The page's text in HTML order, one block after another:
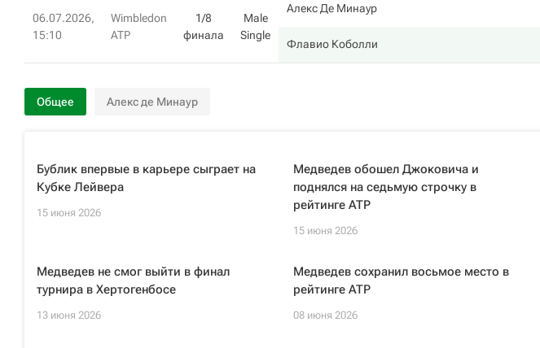
06.07.2026,
15:10
Wimbledon
ATP
1/8
финала
Male
Single
Алекс Де Минаур
Флавио Коболли
Общее Алекс де Минаур
Бублик впервые в карьере сыграет на
Кубке Лейвера
15 июня 2026
Медведев обошел Джоковича и
поднялся на седьмую строчку в
рейтинге ATP
15 июня 2026
Медведев не смог выйти в финал
турнира в Хертогенбосе
13 июня 2026
Медведев сохранил восьмое место в
рейтинге ATP
08 июня 2026